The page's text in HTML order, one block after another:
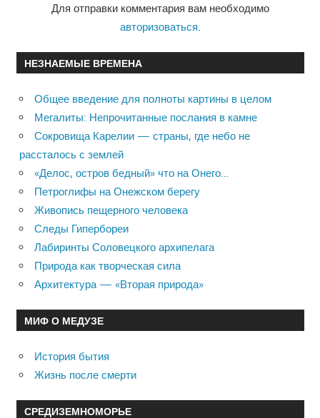
Для отправки комментария вам необходимо
авторизоваться
НЕЗНАЕМЫЕ ВРЕМЕНА
Общее введение для полноты картины в целом
Мегалиты: Непрочитанные послания в камне
Сокровища Карелии — страны, где небо не
рассталось с землей
«Делос, остров бедный» что на Онего…
Петроглифы на Онежском берегу
Живопись пещерного человека
Следы Гипербореи
Лабиринты Соловецкого архипелага
Природа как творческая сила
Архитектура — «Вторая природа»
МИФ О МЕДУЗЕ
История бытия
Жизнь после смерти
СРЕДИЗЕМНОМОРЬЕ